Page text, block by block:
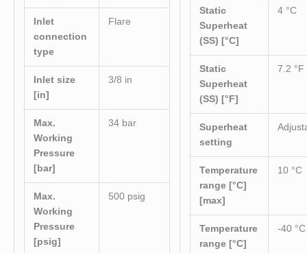
Inlet
connection
type
Flare
Inlet size
[in]
3/8 in
Max.
Working
Pressure
[bar]
34 bar
Max.
Working
Pressure
[psig]
500 psig
Static
Superheat
(SS) [°C]
4 °C
Static
Superheat
(SS) [°F]
7.2 °F
Superheat
setting
Temperature
range [°C]
[max]
10 °C
Temperature
range [°C]
-40 °C